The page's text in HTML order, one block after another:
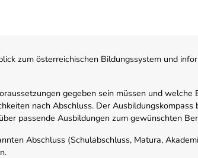
zum österreichischen Bildungssystem und
gegeben sein müssen und welche
nach Abschluss. Der Ausbildungskompass
passende Ausbildungen zum gewünschten
Abschluss (Schulabschluss, Matura,